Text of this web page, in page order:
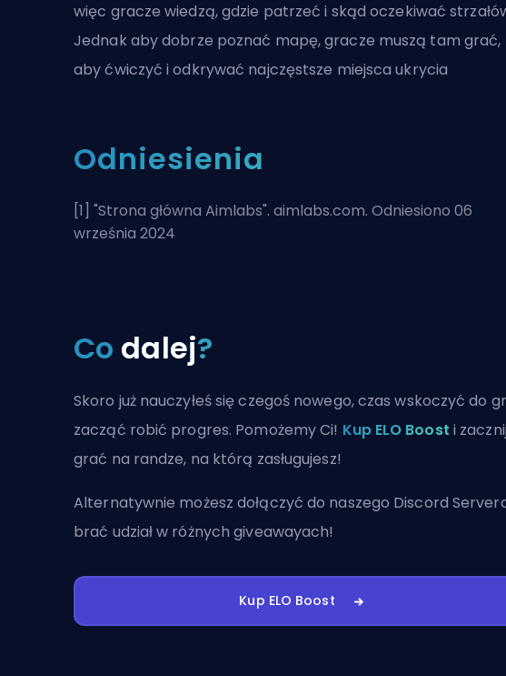
więc gracze wiedzą, gdzie patrzeć i skąd oczekiwać
Jednak aby dobrze poznać mapę, gracze muszą tam grać,
aby ćwiczyć i odkrywać najczęstsze miejsca ukrycia
Odniesienia
[1] "Strona główna Aimlabs". aimlabs.com. Odniesiono 06
września 2024
Co dalej?
Skoro już nauczyłeś się czegoś nowego, czas wskoczyć do
zacząć robić progres. Pomożemy Ci! Kup ELO Boost i
grać na randze, na którą zasługujesz!
Alternatywnie możeszdołączyć do naszego Discord
brać udział w różnych giveawayach!
Kup ELO Boost